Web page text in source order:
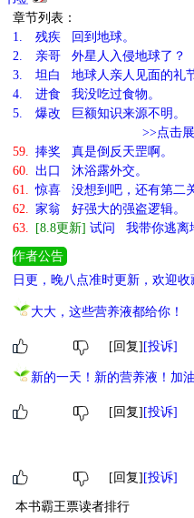
章节列表：
1.
残疾 回到地球。
2.
亲哥 外星人入侵地球了？
3.
坦白 地球人亲人见面的礼节
4.
进食 我没吃过食物。
5.
爆改 巨额知识来源不明。
>>点击
59. 捧奖 真是倒反天罡啊。
60. 出口 沐浴露外交。
61. 惊喜 没想到吧，还有第二关
62. 家翁 好强大的强盗逻辑。
63.
[8.8更新] 试问 我带你逃离
作者公告
日更，晚八点准时更新，欢迎
~~~~~ 放一下预收坑推荐，同
染]》~ 同类型完结文也推荐一
大大，这些营养液都给你！
[回复] [投诉]
新的一天！新的营养液！加
[回复] [投诉]
[回复] [投诉]
本书霸王票读者排行